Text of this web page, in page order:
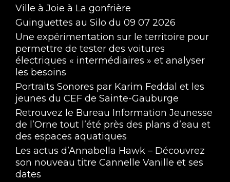
Ville à Joie à La gonfrière
Guinguettes au Silo du 09 07 2026
Une expérimentation sur le territoire pour
permettre de tester des voitures
électriques « intermédiaires » et analyser
les besoins
Portraits Sonores par Karim Feddal et les
jeunes du CEF de Sainte-Gauburge
Retrouvez le Bureau Information Jeunesse
de l’Orne tout l’été près des plans d’eau et
des espaces aquatiques
Les actus d’Annabella Hawk – Découvrez
son nouveau titre Cannelle Vanille et ses
dates